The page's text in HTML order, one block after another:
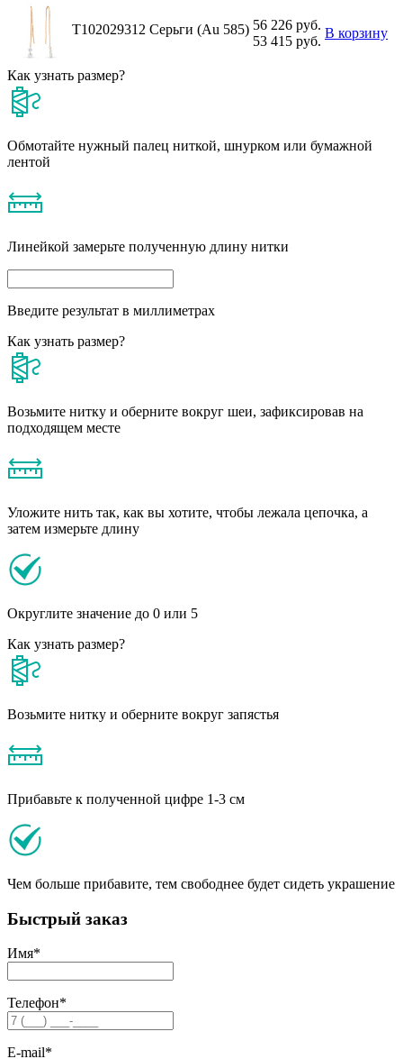
Т102029312 Серьги (Au 585) 56 226 руб.
53 415 руб.
В корзину
Как узнать размер?
Обмотайте нужный палец ниткой, шнурком или бумажной
лентой
Линейкой замерьте полученную длину нитки
Введите результат в миллиметрах
Как узнать размер?
Возьмите нитку и оберните вокруг шеи, зафиксировав на
подходящем месте
Уложите нить так, как вы хотите, чтобы лежала цепочка, а
затем измерьте длину
Округлите значение до 0 или 5
Как узнать размер?
Возьмите нитку и оберните вокруг запястья
Прибавьте к полученной цифре 1-3 см
Чем больше прибавите, тем свободнее будет сидеть украшение
Быстрый заказ
Имя*
Телефон*
E-mail*